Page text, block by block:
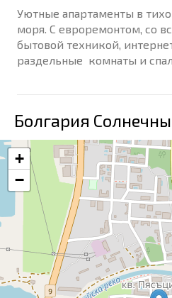
Уютные апартаменты в
моря. С евроремонтом, со
бытовой техникой,
раздельные комнаты и
Болгария
+
−